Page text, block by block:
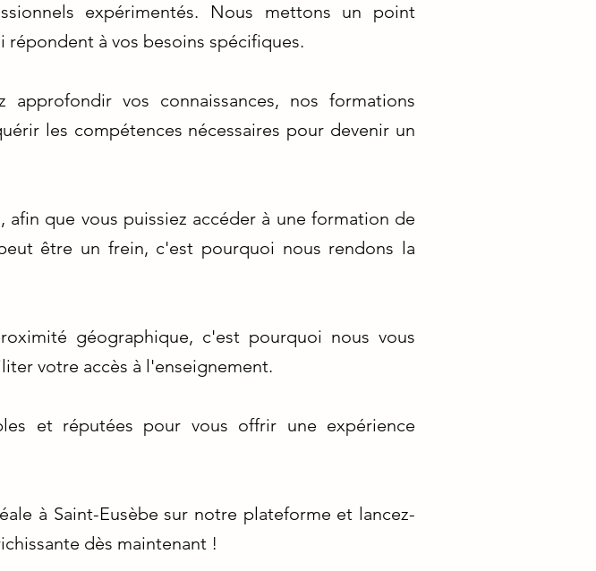
expérimentés. Nous mettons un point
à vos besoins spécifiques.
vos connaissances, nos formations
les compétences nécessaires pour devenir un
que vous puissiez accéder à une formation de
être un frein, c'est pourquoi nous rendons la
géographique, c'est pourquoi nous vous
votre accès à l'enseignement.
et réputées pour vous offrir une expérience
à Saint-Eusèbe sur notre plateforme et lancez-
dès maintenant !